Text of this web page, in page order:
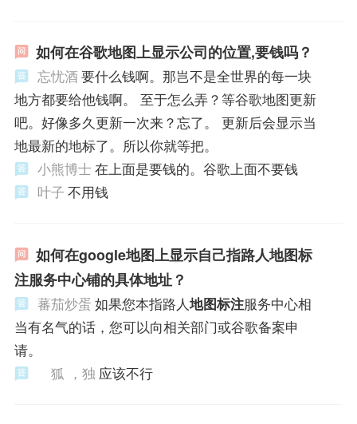
如何在谷歌地图上显示公司的位置,要钱吗？
忘忧酒 要什么钱啊。那岂不是全世界的每一块
地方都要给他钱啊。 至于怎么弄？等谷歌地图更新
吧。好像多久更新一次来？忘了。 更新后会显示当
地最新的地标了。所以你就等把。
小熊博士在上面是要钱的。谷歌上面不要钱
叶子 不用钱
如何在google地图上显示自己指路人地图标
注服务中心铺的具体地址？
蕃茄炒蛋 如果您本指路人地图标注服务中心相
当有名气的话，您可以向相关部门或谷歌备案申
请。
狐 ，独 应该不行